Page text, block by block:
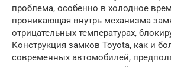
проблема, особенно в холодное
проникающая внутрь механизма
отрицательных температурах,
Конструкция замков Toyota, как и
современных автомобилей,